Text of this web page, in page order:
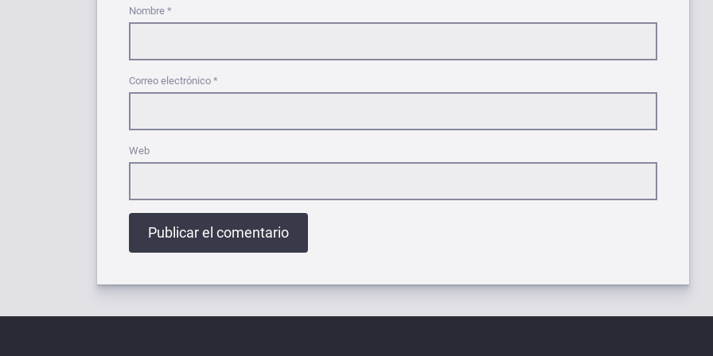
Nombre *
Correo electrónico *
Web